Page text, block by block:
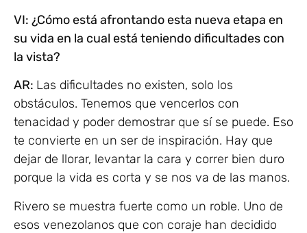
VI: ¿Cómo está afrontando esta nueva etapa en
su vida en la cual está teniendo dificultades con
la vista?
AR: Las dificultades no existen, solo los
obstáculos. Tenemos que vencerlos con
tenacidad y poder demostrar que sí se puede. Eso
te convierte en un ser de inspiración. Hay que
dejar de llorar, levantar la cara y correr bien duro
porque la vida es corta y se nos va de las manos.
Rivero se muestra fuerte como un roble. Uno de
esos venezolanos que con coraje han decidido